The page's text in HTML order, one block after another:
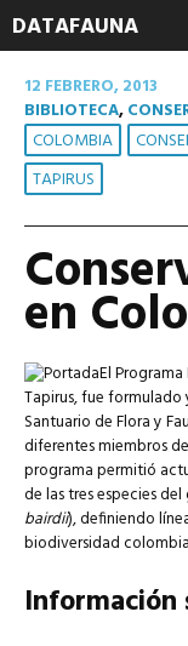
DATAFAUNA
12 FEBRERO, 2013
BIBLIOTECA,
COLOMBIA
TAPIRUS
en
El
Tapirus, fue
Santuario de Flora y
diferentes miembros
programa permitió
de las tres especies
bairdii), definiendo
biodiversidad